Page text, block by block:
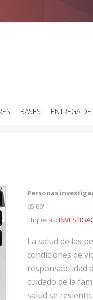
BASES ENTREGA
Personas
05'00''
Etiquetas:
La salud de las
condiciones de
responsabilidad
cuidado de la
salud se